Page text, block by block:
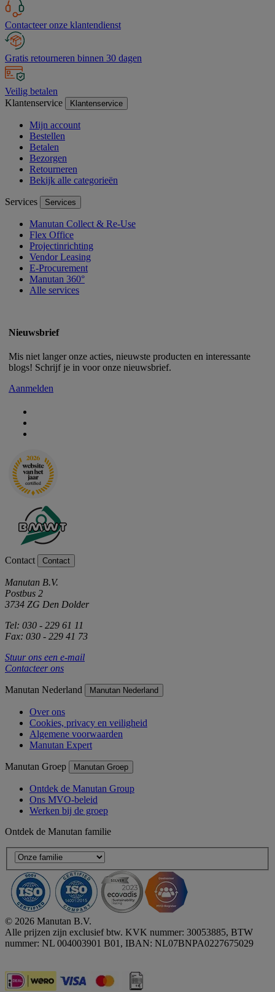
Contacteer onze klantendienst
Gratis retourneren binnen 30 dagen
Veilig betalen
Klantenservice
Klantenservice
Mijn account
Bestellen
Betalen
Bezorgen
Retourneren
Bekijk alle categorieën
Services Services
Manutan Collect & Re-Use
Flex Office
Projectinrichting
Vendor Leasing
E-Procurement
Manutan 360°
Alle services
Nieuwsbrief
Mis niet langer onze acties, nieuwste producten en interessante
blogs! Schrijf je in voor onze nieuwsbrief.
Aanmelden
Contact Contact
Manutan B.V.
Postbus 2
3734 ZG Den Dolder
Tel: 030 - 229 61 11
Fax: 030 - 229 41 73
Stuur ons een e-mail
Contacteer ons
Manutan Nederland Manutan Nederland
Over ons
Cookies, privacy en veiligheid
Algemene voorwaarden
Manutan Expert
Manutan Groep Manutan Groep
Ontdek de Manutan Group
Ons MVO-beleid
Werken bij de groep
Ontdek de Manutan familie
© 2026 Manutan B.V.
Alle prijzen zijn exclusief btw. KVK nummer: 30053885, BTW
nummer: NL 004003901 B01, IBAN: NL07BNPA0227675029